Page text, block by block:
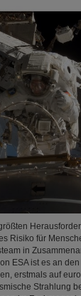
Risiko für
in
ESA ist es an
erstmals auf
Strahlung